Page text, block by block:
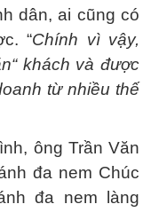
dân, ai cũng có
“Chính vì vậy,
khách và được
từ nhiều thế
ông Trần Văn
đa nem Chúc
đa nem làng